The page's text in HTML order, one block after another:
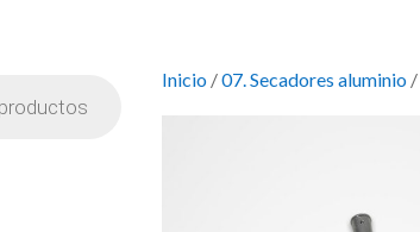
Inicio/07. Secadores aluminio/